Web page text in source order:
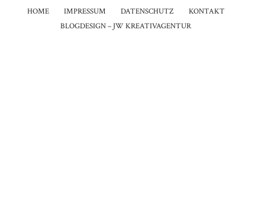
HOME IMPRESSUM DATENSCHUTZ
KONTAKT
BLOGDESIGN – JW KREATIVAGENTUR